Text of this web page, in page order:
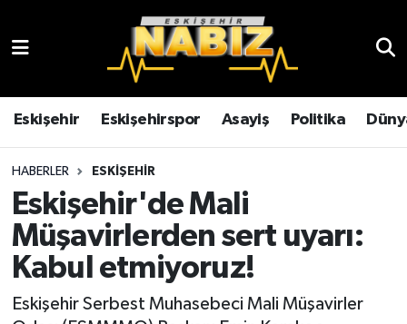
Eskişehir Eskişehirspor Asayiş Politika
HABERLER ESKIŞEHIR
Eskişehir'de Mali
Müşavirlerden sert uyarı:
Kabul etmiyoruz!
Eskişehir Serbest Muhasebeci Mali Müşavirler
Çevre
Eğitim
Ekonomi
Eskişehir
Eskişehir Hava Durumu
Eskişehir Trafik Yoğunluk Haritası
TFF 3.Lig 4.Grup Puan Durumu ve Fikstür
Tüm Manşetler
Son Dakika Haberleri
Haber Arşivi